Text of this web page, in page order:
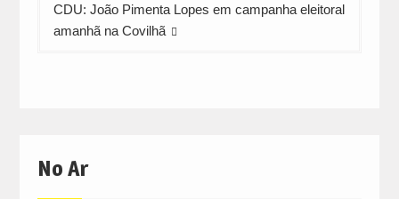
CDU: João Pimenta Lopes em campanha eleitoral
amanhã na Covilhã
No Ar